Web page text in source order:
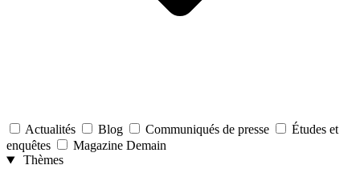
Actualités Blog Communiqués de presse
Études et
enquêtes
Magazine Demain
Thèmes